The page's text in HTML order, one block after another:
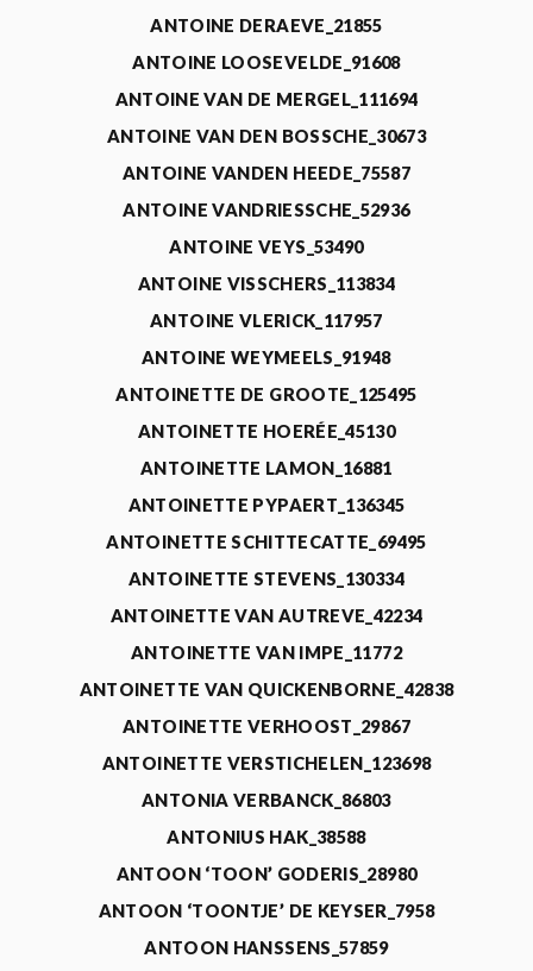
ANTOINE DERAEVE_21855
ANTOINE LOOSEVELDE_91608
ANTOINE VAN DE MERGEL_111694
ANTOINE VAN DEN BOSSCHE_30673
ANTOINE VANDEN HEEDE_75587
ANTOINE VANDRIESSCHE_52936
ANTOINE VEYS_53490
ANTOINE VISSCHERS_113834
ANTOINE VLERICK_117957
ANTOINE WEYMEELS_91948
ANTOINETTE DE GROOTE_125495
ANTOINETTE HOERÉE_45130
ANTOINETTE LAMON_16881
ANTOINETTE PYPAERT_136345
ANTOINETTE SCHITTECATTE_69495
ANTOINETTE STEVENS_130334
ANTOINETTE VAN AUTREVE_42234
ANTOINETTE VAN IMPE_11772
ANTOINETTE VAN QUICKENBORNE_42838
ANTOINETTE VERHOOST_29867
ANTOINETTE VERSTICHELEN_123698
ANTONIA VERBANCK_86803
ANTONIUS HAK_38588
ANTOON ‘TOON’ GODERIS_28980
ANTOON ‘TOONTJE’ DE KEYSER_7958
ANTOON HANSSENS_57859